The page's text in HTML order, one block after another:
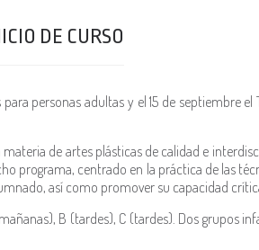
DE CURSO
personas adultas y el 15 de septiembre
de artes plásticas de calidad e
programa, centrado en la práctica de las
así como promover su capacidad
B (tardes), C (tardes). Dos grupos